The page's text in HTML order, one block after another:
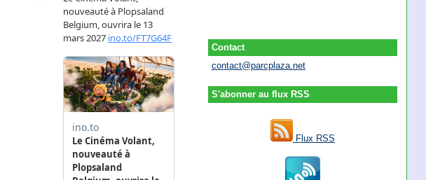
Contact
contact@parcplaza.net
S'abonner au flux RSS
Flux RSS